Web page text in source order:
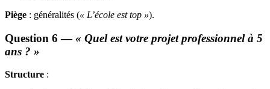
Piège : généralités (« L’école est top »).
Question 6 —« Quel est votre projet professionnel à 5
ans ? »
Structure :